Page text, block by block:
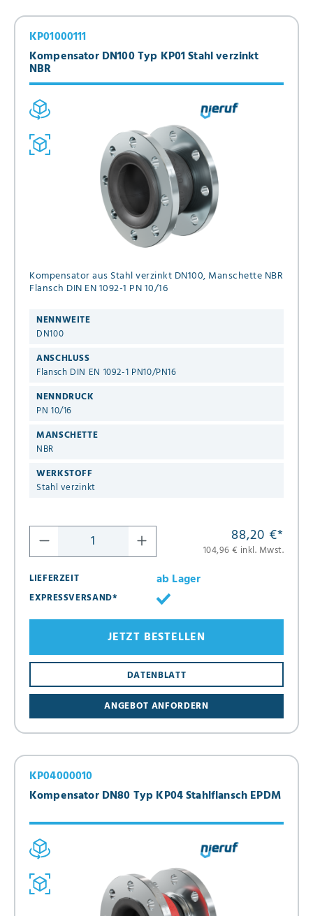
Kompensator DN100 Typ KP01 Stahl verzinkt
NBR
KP01000111
Kompensator aus Stahl verzinkt DN100, Manschette NBR
Flansch DIN EN 1092-1 PN 10/16
NENNWEITE
DN100
ANSCHLUSS
Flansch DIN EN 1092-1 PN10/PN16
NENNDRUCK
PN 10/16
MANSCHETTE
NBR
WERKSTOFF
Stahl verzinkt
88,20 €*
104,96 € inkl. Mwst.
LIEFERZEIT
ab Lager
EXPRESSVERSAND*
ANGEBOT ANFORDERN
DATENBLATT
JETZT BESTELLEN
Kompensator DN80 Typ KP04 Stahlflansch EPDM
KP04000010